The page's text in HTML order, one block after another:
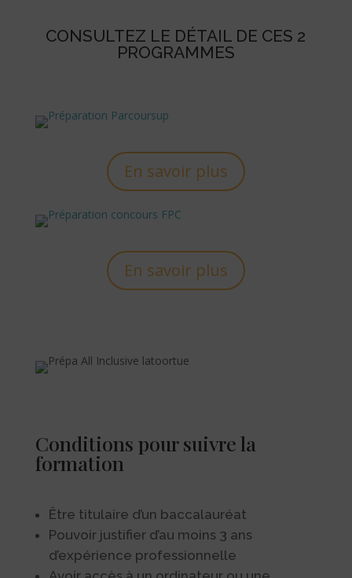
CONSULTEZ LE DÉTAIL DE CES 2
PROGRAMMES
En savoir plus
En savoir plus
Conditions pour suivre la
formation
Être titulaire d’un baccalauréat
Pouvoir justifier d’au moins 3 ans
d’expérience professionnelle